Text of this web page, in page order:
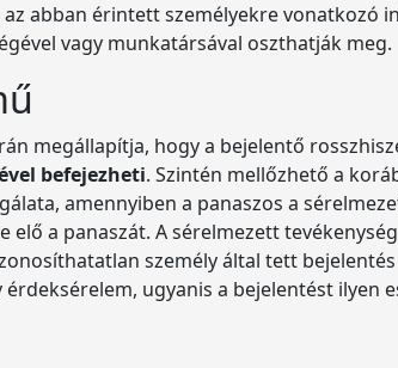
abban érintett személyekre vonatkozó
vagy munkatársával oszthatják meg.
megállapítja, hogy a bejelentő
befejezheti. Szintén mellőzhető a
amennyiben a panaszos a
a panaszát. A sérelmezett
személy által tett
ugyanis a bejelentést ilyen